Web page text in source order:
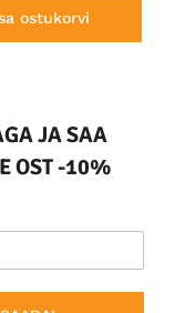
ostukorvi
JA SAA
OST -10%